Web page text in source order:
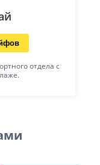
отдела с